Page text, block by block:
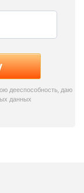
дееспособность, даю
данных